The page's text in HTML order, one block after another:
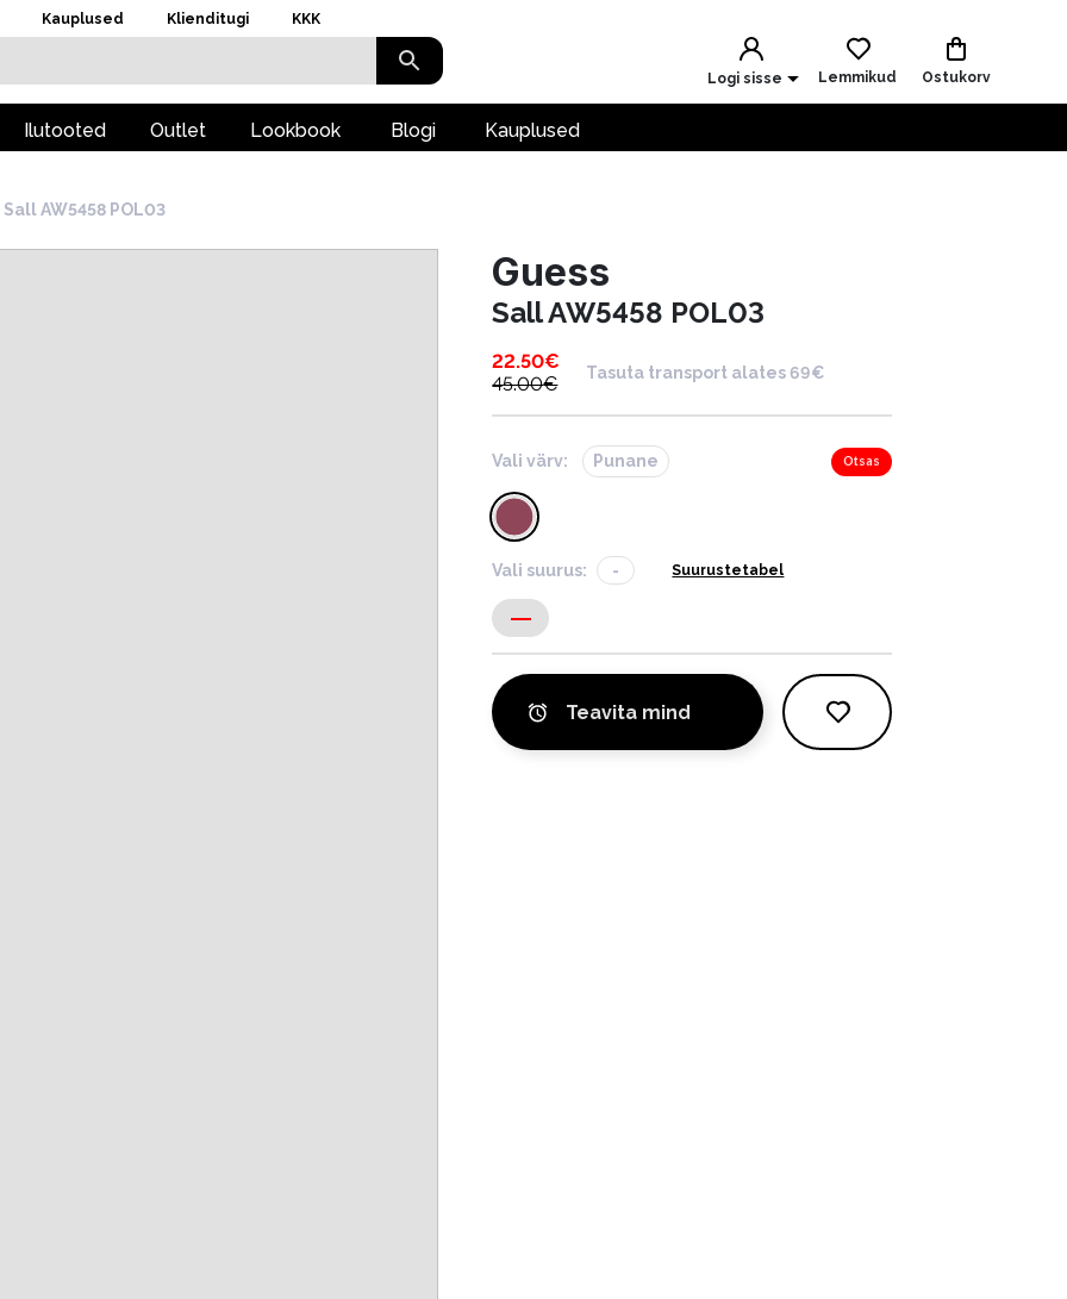
Kauplused Klienditugi KKK
Logi sisse Lemmikud Ostukorv
Ilutooted Outlet Lookbook Blogi Kauplused
Sall AW5458 POL03
Guess
Sall AW5458 POL03
22.50€
45.00€
Tasuta transport alates 69€
Vali värv: Punane Otsas
Vali suurus: - Suurustetabel
-
Teavita mind